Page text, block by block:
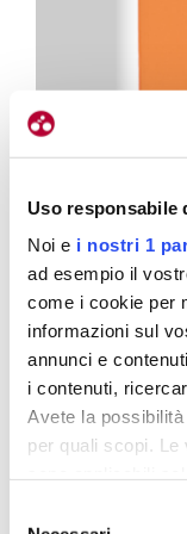
Uso responsabile
Noi e i nostri 1
ad esempio il
come i cookie per
informazioni sul
annunci e
i contenuti,
Avete la
per quali scopi.
L’Air